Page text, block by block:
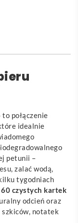
to połączenie
idealnie
petunii –
zalać wodą,
tygodniach
60 czystych kartek
odcień oraz
szkiców, notatek